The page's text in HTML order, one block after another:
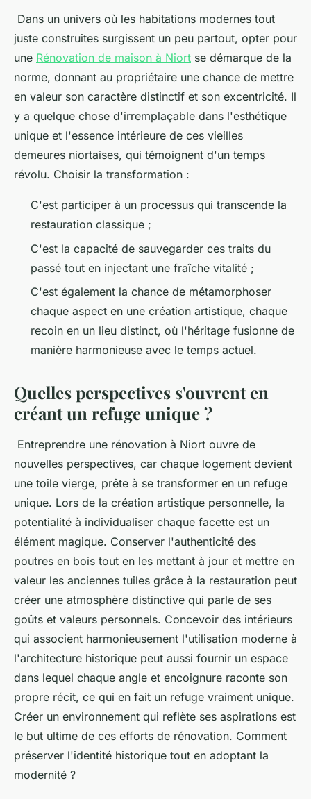
Dans un univers où les habitations modernes tout
juste construites surgissent un peu partout, opter pour
une Rénovation de maison à Niort se démarque de la
norme, donnant au propriétaire une chance de mettre
en valeur son caractère distinctif et son excentricité. Il
y a quelque chose d'irremplaçable dans l'esthétique
unique et l'essence intérieure de ces vieilles
demeures niortaises, qui témoignent d'un temps
révolu. Choisir la transformation :
C'est participer à un processus qui transcende la
restauration classique ;
C'est la capacité de sauvegarder ces traits du
passé tout en injectant une fraîche vitalité ;
C'est également la chance de métamorphoser
chaque aspect en une création artistique, chaque
recoin en un lieu distinct, où l'héritage fusionne de
manière harmonieuse avec le temps actuel.
Quelles perspectives s'ouvrent en
créant un refuge unique ?
Entreprendre une rénovation à Niort ouvre de
nouvelles perspectives, car chaque logement devient
une toile vierge, prête à se transformer en un refuge
unique. Lors de la création artistique personnelle, la
potentialité à individualiser chaque facette est un
élément magique. Conserver l'authenticité des
poutres en bois tout en les mettant à jour et mettre en
valeur les anciennes tuiles grâce à la restauration peut
créer une atmosphère distinctive qui parle de ses
goûts et valeurs personnels. Concevoir des intérieurs
qui associent harmonieusement l'utilisation moderne à
l'architecture historique peut aussi fournir un espace
dans lequel chaque angle et encoignure raconte son
propre récit, ce qui en fait un refuge vraiment unique.
Créer un environnement qui reflète ses aspirations est
le but ultime de ces efforts de rénovation. Comment
préserver l'identité historique tout en adoptant la
modernité ?